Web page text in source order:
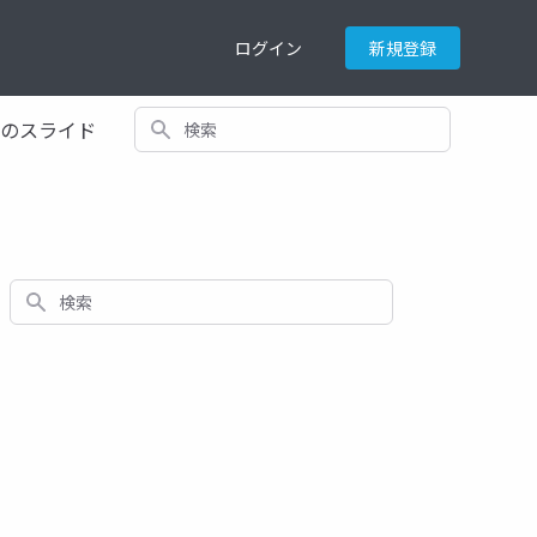
ログイン 新規登録
スライド 検索
検索